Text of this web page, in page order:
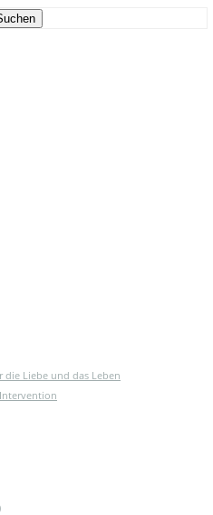
die Liebe und das Leben